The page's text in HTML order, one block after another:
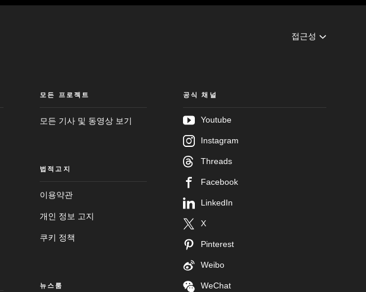
접근성
모든 프로젝트
모든 기사 및 동영상 보기
법적고지
이용약관
개인 정보 고지
쿠키 정책
뉴스룸
공식 채널
Youtube
Instagram
Threads
Facebook
LinkedIn
X
Pinterest
Weibo
WeChat